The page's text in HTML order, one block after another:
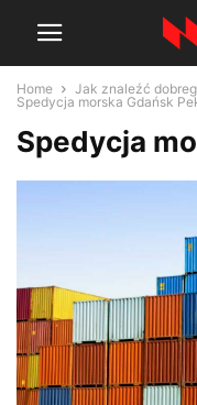
Home
Jak znaleźć
Spedycja morska Gdańsk
Spedycja